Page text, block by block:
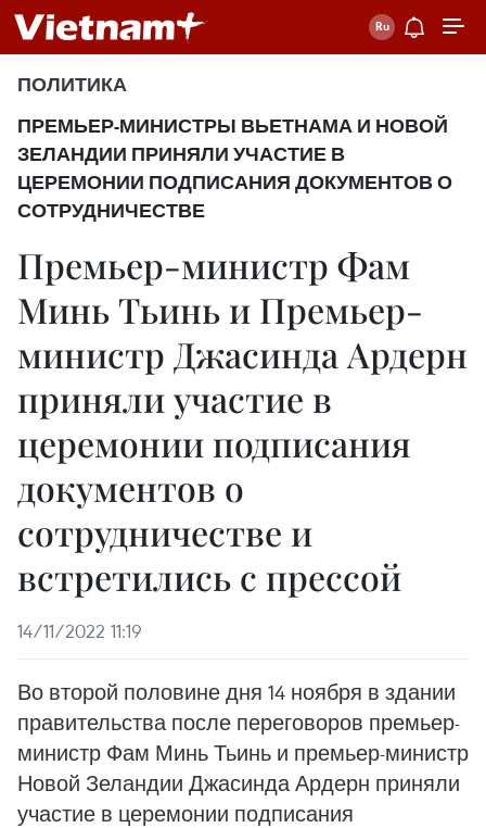
ПОЛИТИКА
ПРЕМЬЕР-МИНИСТРЫ ВЬЕТНАМА И НОВОЙ
ЗЕЛАНДИИ ПРИНЯЛИ УЧАСТИЕ В
ЦЕРЕМОНИИ ПОДПИСАНИЯ ДОКУМЕНТОВ О
СОТРУДНИЧЕСТВЕ
Премьер-министр Фам
Минь Тьинь и Премьер-
министр Джасинда Ардерн
приняли участие в
церемонии подписания
документов о
сотрудничестве и
встретились с прессой
14/11/2022 11:19
Во второй половине дня 14 ноября в здании
правительства после переговоров премьер-
министр Фам Минь Тьинь и премьер-министр
Новой Зеландии Джасинда Ардерн приняли
участие в церемонии подписания